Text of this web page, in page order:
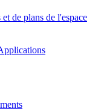
de plans de l'espace